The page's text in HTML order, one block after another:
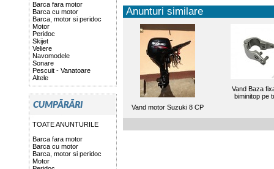
Barca fara motor
Barca cu motor
Barca, motor si peridoc
Motor
Peridoc
Skijet
Veliere
Navomodele
Sonare
Pescuit - Vanatoare
Altele
TOATE ANUNTURILE
Barca fara motor
Barca cu motor
Barca, motor si peridoc
Motor
Anunturi similare
Vand motor Suzuki 8 CP
Vand Baza
biminitop pe